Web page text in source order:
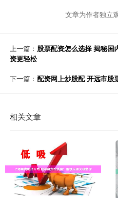
文章为作者独立
上一篇： 股票配资怎么选择 揭秘国
资更轻松
下一篇： 配资网上炒股配 开远市股
相关文章